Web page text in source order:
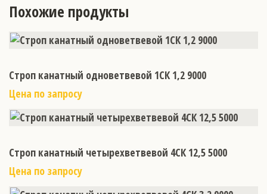
Похожие продукты
Строп канатный одноветвевой 1СК 1,2 9000
Цена по запросу
Строп канатный четырехветвевой 4СК 12,5 5000
Цена по запросу